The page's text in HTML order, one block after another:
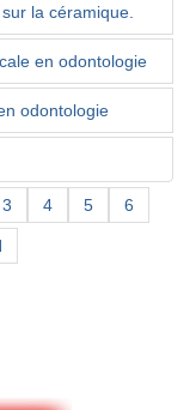
la céramique.
en odontologie
odontologie
3 4 5 6